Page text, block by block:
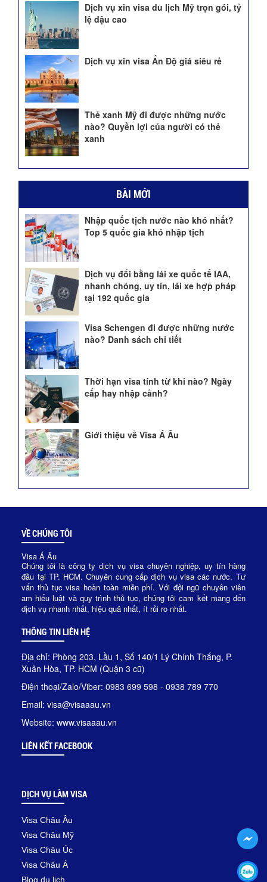
Dịch vụ xin visa du lịch Mỹ trọn gói, tỷ
lệ đậu cao
Dịch vụ xin visa Ấn Độ giá siêu rẻ
Thẻ xanh Mỹ đi được những nước
nào? Quyền lợi của người có thẻ
xanh
BÀI MỚI
Nhập quốc tịch nước nào khó nhất?
Top 5 quốc gia khó nhập tịch
Dịch vụ đổi bằng lái xe quốc tế IAA,
nhanh chóng, uy tín, lái xe hợp pháp
tại 192 quốc gia
Visa Schengen đi được những nước
nào? Danh sách chi tiết
Thời hạn visa tính từ khi nào? Ngày
cấp hay nhập cảnh?
Giới thiệu về Visa Á Âu
VỀ CHÚNG TÔI
Visa Á Âu
Chúng tôi là công ty dịch vụ visa chuyên nghiệp, uy tín hàng
đầu tại TP. HCM. Chuyên cung cấp dịch vụ visa các nước. Tư
vấn thủ tục visa hoàn toàn miễn phí. Với đội ngũ chuyên viên
am hiểu luật và quy trình thủ tục, chúng tôi cam kết mang đến
dịch vụ nhanh nhất, hiệu quả nhất, ít rủi ro nhất.
THÔNG TIN LIÊN HỆ
Địa chỉ: Phòng 203, Lầu 1, Số 140/1 Lý Chính Thắng, P.
Xuân Hòa, TP. HCM (Quận 3 cũ)
Điện thoại/Zalo/Viber: 0983 699 598 - 0938 789 770
Email: visa@visaaau.vn
Website: www.visaaau.vn
LIÊN KẾT FACEBOOK
DỊCH VỤ LÀM VISA
Visa Châu Âu
Visa Châu Mỹ
Visa Châu Úc
Visa Châu Á
Blog du lịch